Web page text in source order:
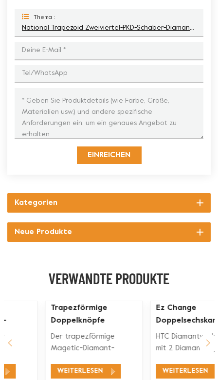
Thema :
National Trapezoid Zweiviertel-PKD-Schaber-Diamant-Schleifschuh
EINREICHEN
Kategorien
Neue Produkte
VERWANDTE PRODUKTE
ASL Trapez-
Doppelstangen-
Segment-Diamant-
Schleifschuh für Beton
Der trapezförmige
Magetic-Diamant-
großen glatten Löchern
WEITERLESEN
Trapezförmige
Doppelknöpfe
Der trapezförmige
Magetic-Diamant-
großen glatten Löchern
WEITERLESEN